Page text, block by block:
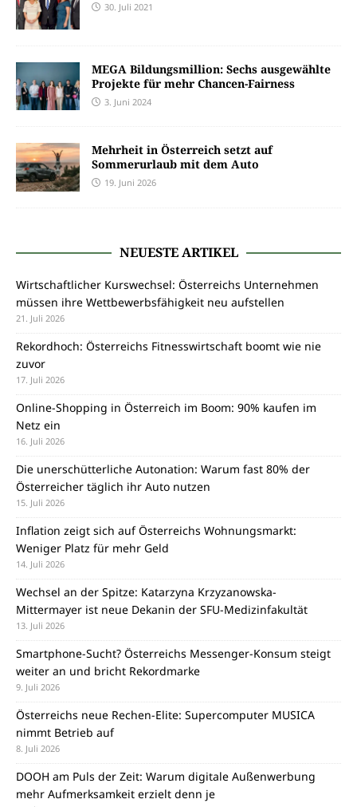
30. Juli 2021
MEGA Bildungsmillion: Sechs ausgewählte
Projekte für mehr Chancen-Fairness
3. Juni 2024
Mehrheit in Österreich setzt auf
Sommerurlaub mit dem Auto
19. Juni 2026
NEUESTE ARTIKEL
Wirtschaftlicher Kurswechsel: Österreichs Unternehmen
müssen ihre Wettbewerbsfähigkeit neu aufstellen
21. Juli 2026
Rekordhoch: Österreichs Fitnesswirtschaft boomt wie nie
zuvor
17. Juli 2026
Online-Shopping in Österreich im Boom: 90% kaufen im
Netz ein
16. Juli 2026
Die unerschütterliche Autonation: Warum fast 80% der
Österreicher täglich ihr Auto nutzen
15. Juli 2026
Inflation zeigt sich auf Österreichs Wohnungsmarkt:
Weniger Platz für mehr Geld
14. Juli 2026
Wechsel an der Spitze: Katarzyna Krzyzanowska-
Mittermayer ist neue Dekanin der SFU-Medizinfakultät
13. Juli 2026
Smartphone-Sucht? Österreichs Messenger-Konsum steigt
weiter an und bricht Rekordmarke
9. Juli 2026
Österreichs neue Rechen-Elite: Supercomputer MUSICA
nimmt Betrieb auf
8. Juli 2026
DOOH am Puls der Zeit: Warum digitale Außenwerbung
mehr Aufmerksamkeit erzielt denn je